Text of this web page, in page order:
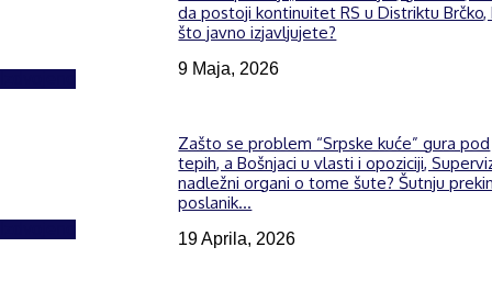
da postoji kontinuitet RS u Distriktu Brčko,
što javno izjavljujete?
9 Maja, 2026
Zašto se problem “Srpske kuće” gura pod
tepih, a Bošnjaci u vlasti i opoziciji,
nadležni organi o tome šute? Šutnju
poslanik...
19 Aprila, 2026